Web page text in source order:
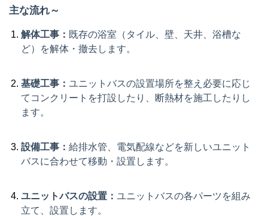
主な流れ～
解体工事： 既存の浴室（タイル、壁、天井、浴槽な
ど）を解体・撤去します。
基礎工事： ユニットバスの設置場所を整え必要に応じ
てコンクリートを打設したり、断熱材を施工したりし
ます。
設備工事： 給排水管、電気配線などを新しいユニット
バスに合わせて移動・設置します。
ユニットバスの設置： ユニットバスの各パーツを組み
立て、設置します。